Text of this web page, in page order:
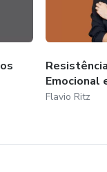
Emocional
Flavio Ritz